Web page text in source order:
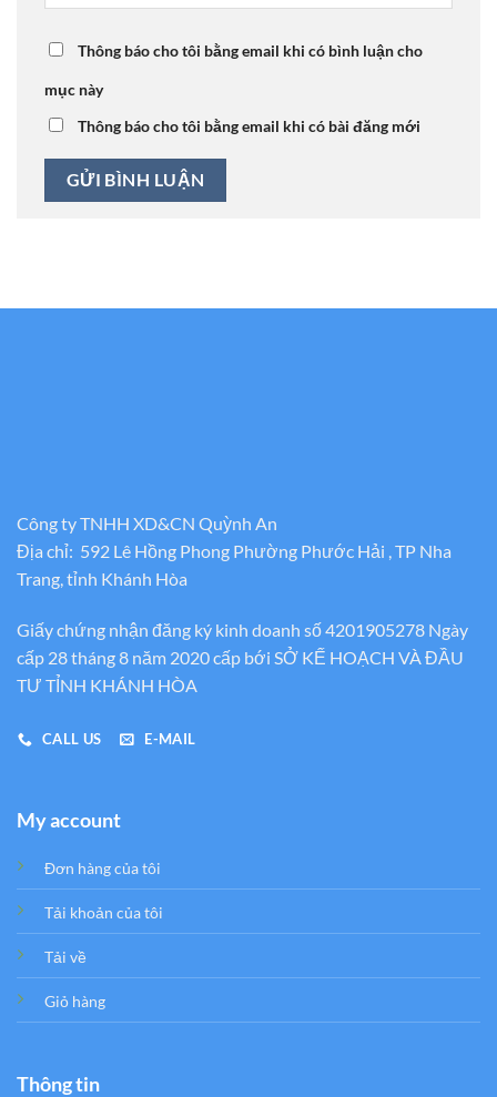
Thông báo cho tôi bằng email khi có bình luận cho
mục này
Thông báo cho tôi bằng email khi có bài đăng mới
Công ty TNHH XD&CN Quỳnh An
Địa chỉ: 592 Lê Hồng Phong Phường Phước Hải , TP Nha
Trang, tỉnh Khánh Hòa
Giấy chứng nhận đăng ký kinh doanh số 4201905278 Ngày
cấp 28 tháng 8 năm 2020 cấp bới SỞ KẾ HOẠCH VÀ ĐẦU
TƯ TỈNH KHÁNH HÒA
CALL US E-MAIL
My account
Đơn hàng của tôi
Tải khoản của tôi
Tải về
Giỏ hàng
Thông tin